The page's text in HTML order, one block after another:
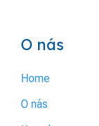
O nás
Home
O nás